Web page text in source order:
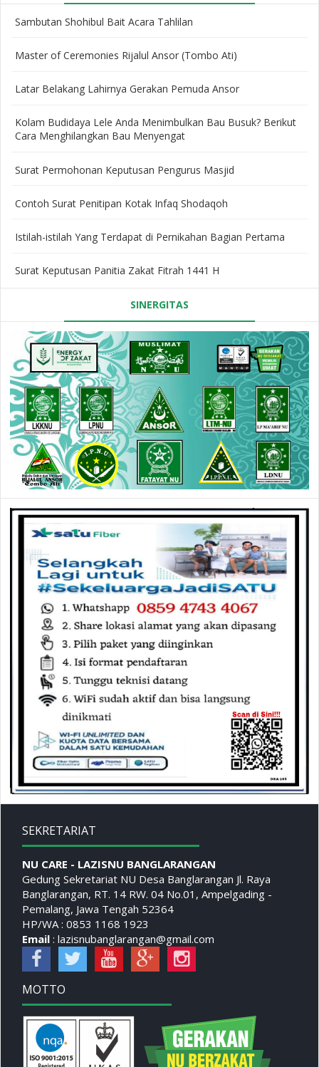
Sambutan Shohibul Bait Acara Tahlilan
Master of Ceremonies Rijalul Ansor (Tombo Ati)
Latar Belakang Lahirnya Gerakan Pemuda Ansor
Kolam Budidaya Lele Anda Menimbulkan Bau Busuk? Berikut
Cara Menghilangkan Bau Menyengat
Surat Permohonan Keputusan Pengurus Masjid
Contoh Surat Penitipan Kotak Infaq Shodaqoh
Istilah-istilah Yang Terdapat di Pernikahan Bagian Pertama
Surat Keputusan Panitia Zakat Fitrah 1441 H
SINERGITAS
SEKRETARIAT
NU CARE - LAZISNU BANGLARANGAN
Gedung Sekretariat NU Desa Banglarangan Jl. Raya
Banglarangan, RT. 14 RW. 04 No.01, Ampelgading -
Pemalang, Jawa Tengah 52364
HP/WA : 0853 1168 1923
Email: lazisnubanglarangan@gmail.com
MOTTO